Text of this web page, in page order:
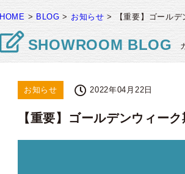
HOME > BLOG > お知らせ > 【重要】ゴール
SHOWROOM BLOG
お知らせ 2022年04月22日
【重要】ゴールデンウィー